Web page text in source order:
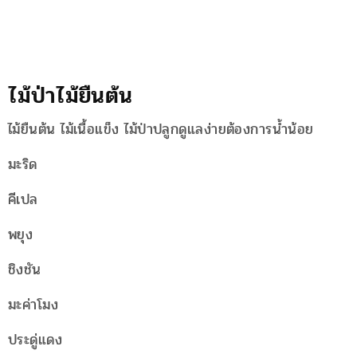
ไม้ป่าไม้ยืนต้น
ไม้ยืนต้น ไม้เนื้อแข็ง ไม้ป่าปลูกดูแลง่ายต้องการน้ำน้อย
มะริด
คีเปล
พยุง
ชิงชัน
มะค่าโมง
ประดู่แดง